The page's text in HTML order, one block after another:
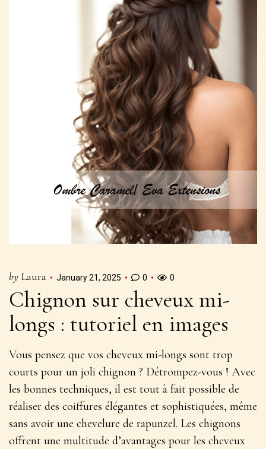
by Laura January 21, 2025 0 0
Chignon sur cheveux mi-
longs : tutoriel en images
Vous pensez que vos cheveux mi-longs sont trop
courts pour un joli chignon ? Détrompez-vous ! Avec
les bonnes techniques, il est tout à fait possible de
réaliser des coiffures élégantes et sophistiquées, même
sans avoir une chevelure de rapunzel. Les chignons
offrent une multitude d’avantages pour les cheveux